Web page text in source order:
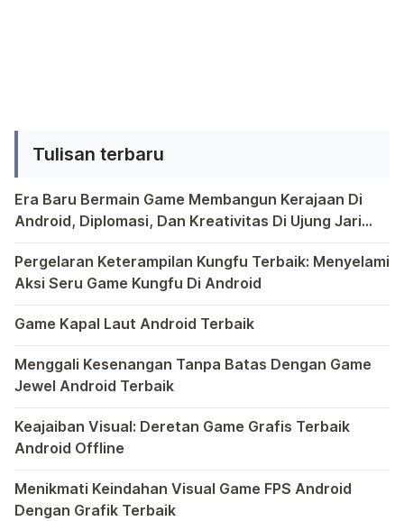
Sony memberanikan diri dari usaha
[…]
Tulisan terbaru
Era Baru Bermain Game Membangun Kerajaan Di
Android, Diplomasi, Dan Kreativitas Di Ujung Jari
Anda
Bermain game di platform Android telah menjadi bagian
Pergelaran Keterampilan Kungfu Terbaik: Menyelami
Aksi Seru Game Kungfu Di Android
Dunia game selalu menawarkan pengalaman yang
Game Kapal Laut Android Terbaik
Di dunia game Android yang kaya dengan berbagai jenis
Menggali Kesenangan Tanpa Batas Dengan Game
Jewel Android Terbaik
Dalam hiruk-pikuk dunia game Android, ada satu genre
Keajaiban Visual: Deretan Game Grafis Terbaik
Android Offline
Ponsel pintar telah mengubah cara kita bermain game,
Menikmati Keindahan Visual Game FPS Android
Dengan Grafik Terbaik